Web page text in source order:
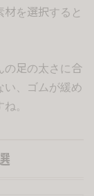
を選択すると
の足の太さに合
い、ゴムが緩め
。